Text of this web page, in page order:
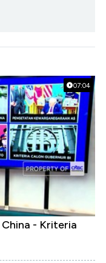
07:04
- Kriteria